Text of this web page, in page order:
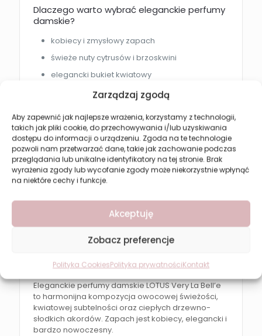
Zarządzaj zgodą
Aby zapewnić jak najlepsze wrażenia, korzystamy z technologii,
takich jak pliki cookie, do przechowywania i/lub uzyskiwania
dostępu do informacji o urządzeniu. Zgoda na te technologie
pozwoli nam przetwarzać dane, takie jak zachowanie podczas
przeglądania lub unikalne identyfikatory na tej stronie. Brak
wyrażenia zgody lub wycofanie zgody może niekorzystnie wpłynąć
na niektóre cechy i funkcje.
Akceptuję
Zobacz preferencje
Polityka CookiesPolityka prywatnościKontakt
Dlaczego warto wybrać eleganckie perfumy
damskie?
kobiecy i zmysłowy zapach
świeże nuty cytrusów i brzoskwini
elegancki bukiet kwiatowy
trwała baza z paczuli i pralin
idealne na co dzień i wieczór
praktyczna pojemność 33 ml
Nuty zapachowe
Nuty serca:czarna porzeczka, kwiat
pomarańczy, irys, jaśmin, róża
Nuty bazy:drzewo cedrowe, paczula, fasola
Charakter zapachu
Eleganckie perfumy damskie LOTUS Very La Bell’e
to harmonijna kompozycja owocowej świeżości,
kwiatowej subtelności oraz ciepłych drzewno-
słodkich akordów. Zapach jest kobiecy, elegancki i
bardzo nowoczesny.